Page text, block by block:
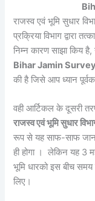
राजस्व एवं भूमि सुधार
प्रक्रिया विभाग द्वारा
निम्न कारण साझा किय
Bihar Jamin
की है जिसे आप ध्यान
वही आर्टिकल के दूसरी
राजस्व एवं भूमि सुधार
रूप से यह साफ-साफ
ही होगा । लेकिन यह 3
भूमि धारको इस बीच
लिए।